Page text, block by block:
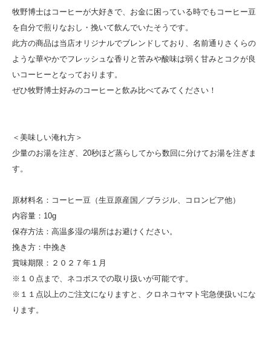
牧野博士はコーヒーが大好きで、お金に困っている時でもコーヒー豆
を自分で煎りなおし・挽いて飲んでいたそうです。
此方の商品は当店オリジナルでブレンドしており、名前通りさくらの
ような華やかでフレッシュな香りと苦みや酸味は弱く甘みとコクが良
いコーヒーとなっております。
ぜひ牧野博士好みのコーヒーと飲み比べてみてください！
＜美味しい淹れ方＞
少量のお湯を注ぎ、20秒ほど蒸らしてから数回に分けてお湯を注ぎま
す。
原材料名：コーヒー豆（生豆原産国／ブラジル、コロンビア他）
内容量：10g
保存方法：高温多湿の場所はお避けください。
挽き方：中挽き
賞味期限：２０２７年１月
※１０点まで、ネコポスでの取り扱いが可能です。
※１１点以上のご注文になりますと、クロネコヤマト宅急便扱いにな
ります。